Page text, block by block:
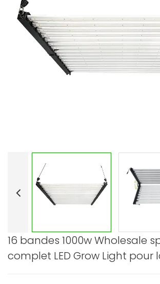
16 bandes 1000w Wholesale
complet LED Grow Light pour